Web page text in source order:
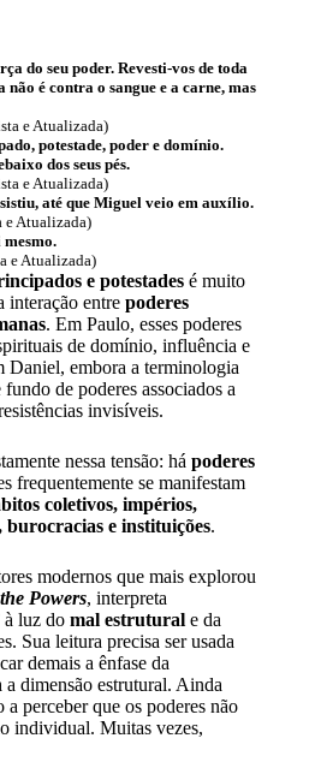
do seu poder. Revesti-vos de toda
não é contra o sangue e a carne, mas
e Atualizada)
potestade, poder e domínio.
dos seus pés.
e Atualizada)
até que Miguel veio em auxílio.
Atualizada)
e Atualizada)
e potestades é muito
interação entre poderes
. Em Paulo, esses poderes
de domínio, influência e
Daniel, embora a terminologia
de poderes associados a
invisíveis.
nessa tensão: há poderes
frequentemente se manifestam
coletivos, impérios,
burocracias e instituições.
modernos que mais explorou
Powers, interpreta
à luz do mal estrutural e da
Sua leitura precisa ser usada
demais a ênfase da
a dimensão estrutural. Ainda
perceber que os poderes não
individual. Muitas vezes,